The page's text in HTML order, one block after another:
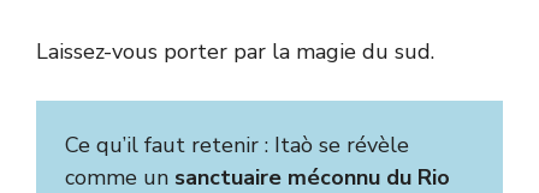
Laissez-vous porter par la magie du sud.
Ce qu’il faut retenir : Itaò se révèle
comme un sanctuaire méconnu du Rio